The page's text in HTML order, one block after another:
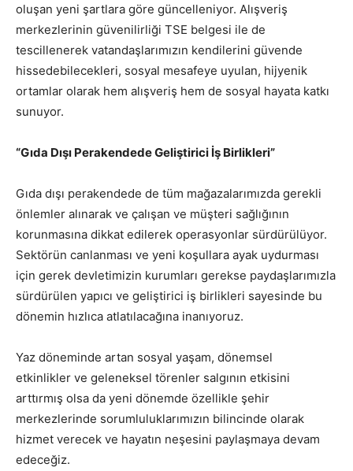
oluşan yeni şartlara göre güncelleniyor. Alışveriş
merkezlerinin güvenilirliği TSE belgesi ile de
tescillenerek vatandaşlarımızın kendilerini güvende
hissedebilecekleri, sosyal mesafeye uyulan, hijyenik
ortamlar olarak hem alışveriş hem de sosyal hayata katkı
sunuyor.
“Gıda Dışı PerakendedeGeliştirici İş Birlikleri”
Gıda dışı perakendede de tüm mağazalarımızda gerekli
önlemler alınarak ve çalışan ve müşteri sağlığının
korunmasına dikkat edilerek operasyonlar sürdürülüyor.
Sektörün canlanması ve yeni koşullara ayak uydurması
için gerek devletimizin kurumları gerekse paydaşlarımızla
sürdürülen yapıcı ve geliştirici iş birlikleri sayesinde bu
dönemin hızlıca atlatılacağına inanıyoruz.
Yaz döneminde artan sosyal yaşam, dönemsel
etkinlikler ve geleneksel törenler salgının etkisini
arttırmış olsa da yeni dönemde özellikle şehir
merkezlerinde sorumluluklarımızın bilincinde olarak
hizmet verecek ve hayatın neşesini paylaşmaya devam
edeceğiz.